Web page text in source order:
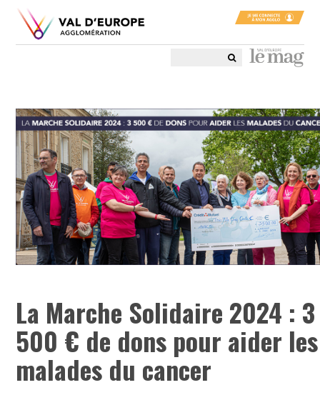
La Marche Solidaire 2024 : 3
500 € de dons pour aider les
malades du cancer